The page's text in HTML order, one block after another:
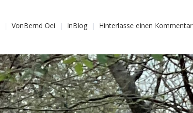
VonBernd Oei InBlog Hinterlasse einen Kommentar